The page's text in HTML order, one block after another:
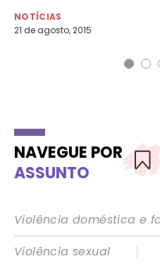
NOTÍCIAS
21 de agosto, 2015
NAVEGUE POR
ASSUNTO
Violência doméstica e
Violência sexual
|